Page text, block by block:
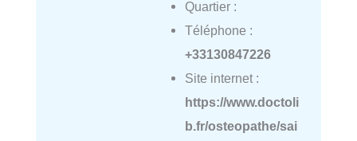
Quartier :
Téléphone :
+33130847226
Site internet :
https://www.doctoli
b.fr/osteopathe/sai